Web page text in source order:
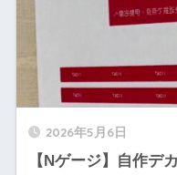
2026年5月6日
【Nゲージ】自作デ